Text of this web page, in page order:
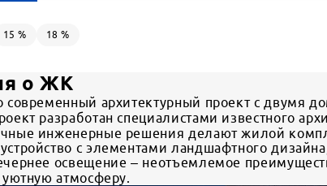
15 % 18 %
о ЖК
архитектурный проект с двумя
разработан специалистами известного
инженерные решения делают жилой
с элементами ландшафтного
освещение – неотъемлемое
уютную атмосферу.